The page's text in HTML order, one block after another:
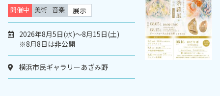
開催中 美術 音楽 展示
2026年8月5日(水)～8月15日(土)
※8月8日は非公開
横浜市民ギャラリーあざみ野